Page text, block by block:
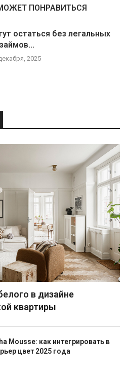
ПОНРАВИТЬСЯ
остаться без легальных
займов...
2025
в дизайне
квартиры
Mousse: как интегрировать в
цвет 2025 года